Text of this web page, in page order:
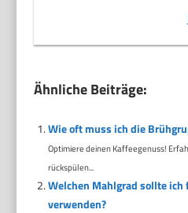
Ähnliche Beiträge:
Wie oft muss ich die
Optimiere deinen Kaffeegenuss!
rückspülen...
Welchen Mahlgrad sollte ich
verwenden?